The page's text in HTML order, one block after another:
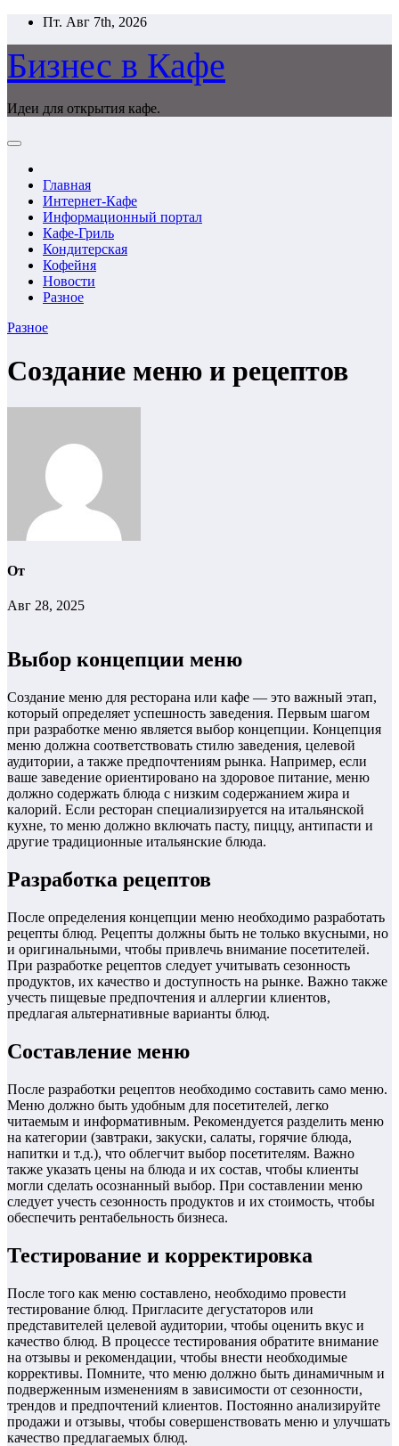
Перейти
содержимому
Пт. Авг 7th, 2026
Бизнес в Кафе
Идеи для открытия кафе.
Главная
Интернет-Кафе
Информационный портал
Кафе-Гриль
Кондитерская
Кофейня
Новости
Разное
Разное
Создание меню и рецептов
От
Авг 28, 2025
Выбор концепции меню
Создание меню для ресторана или кафе — это важный этап,
который определяет успешность заведения. Первым шагом
при разработке меню является выбор концепции. Концепция
меню должна соответствовать стилю заведения, целевой
аудитории, а также предпочтениям рынка. Например, если
ваше заведение ориентировано на здоровое питание, меню
должно содержать блюда с низким содержанием жира и
калорий. Если ресторан специализируется на итальянской
кухне, то меню должно включать пасту, пиццу, антипасти и
другие традиционные итальянские блюда.
Разработка рецептов
После определения концепции меню необходимо разработать
рецепты блюд. Рецепты должны быть не только вкусными, но
и оригинальными, чтобы привлечь внимание посетителей.
При разработке рецептов следует учитывать сезонность
продуктов, их качество и доступность на рынке. Важно также
учесть пищевые предпочтения и аллергии клиентов,
предлагая альтернативные варианты блюд.
Составление меню
После разработки рецептов необходимо составить само меню.
Меню должно быть удобным для посетителей, легко
читаемым и информативным. Рекомендуется разделить меню
на категории (завтраки, закуски, салаты, горячие блюда,
напитки и т.д.), что облегчит выбор посетителям. Важно
также указать цены на блюда и их состав, чтобы клиенты
могли сделать осознанный выбор. При составлении меню
следует учесть сезонность продуктов и их стоимость, чтобы
обеспечить рентабельность бизнеса.
Тестирование и корректировка
После того как меню составлено, необходимо провести
тестирование блюд. Пригласите дегустаторов или
представителей целевой аудитории, чтобы оценить вкус и
качество блюд. В процессе тестирования обратите внимание
на отзывы и рекомендации, чтобы внести необходимые
коррективы. Помните, что меню должно быть динамичным и
подверженным изменениям в зависимости от сезонности,
трендов и предпочтений клиентов. Постоянно анализируйте
продажи и отзывы, чтобы совершенствовать меню и улучшать
качество предлагаемых блюд.